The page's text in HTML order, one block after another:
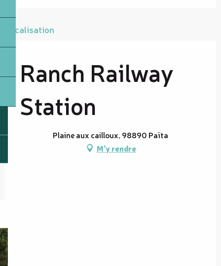
Localisation
Ranch Railway
Station
Plaine aux cailloux, 98890 Païta
M'y rendre